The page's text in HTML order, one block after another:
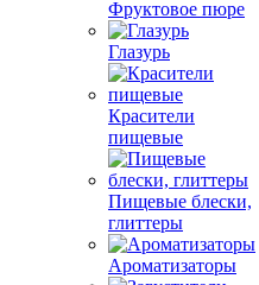
Фруктовое пюре
Глазурь
Красители
пищевые
Пищевые блески,
глиттеры
Ароматизаторы